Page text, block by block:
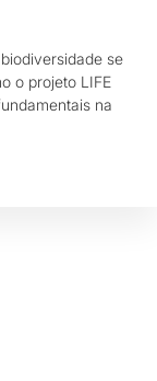
se
o projeto LIFE
na